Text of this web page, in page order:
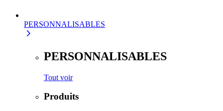
PERSONNALISABLES
PERSONNALISABLES
Tout voir
Produits